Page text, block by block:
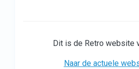
Dit is de Retro website
Naar de actuele